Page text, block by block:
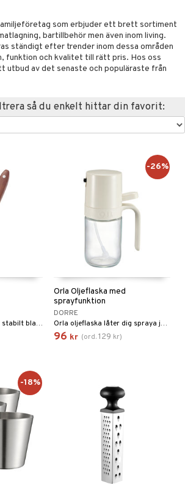
som erbjuder ett brett sortiment
bartillbehör men även inom living.
ständigt efter trender inom dessa områden
funktion och kvalitet till rätt pris. Hos oss
utbud av det senaste och populäraste från
så du enkelt hittar din favorit:
Klassisk osthyvel med stabilt blad i rostfritt stål och elegant handtag i trä.
Orla Oljeflaska med
sprayfunktion
DORRE
Orla oljeflaska låter dig spraya jämna, fina lager av olja för stekning, grillning och sallader.
96 kr (ord.129 kr)
-26%
-18%